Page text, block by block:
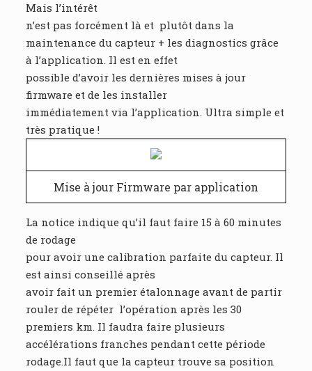
Mais l’intérêt
n’est pas forcément là et plutôt dans la
maintenance du capteur + les diagnostics grâce
à l’application. Il est en effet
possible d’avoir les dernières mises à jour
firmware et de les installer
immédiatement via l’application. Ultra simple et
très pratique !
Mise à jour Firmware par application
La notice indique qu’il faut faire 15 à 60 minutes
de rodage
pour avoir une calibration parfaite du capteur. Il
est ainsi conseillé après
avoir fait un premier étalonnage avant de partir
rouler de répéter l’opération après les 30
premiers km. Il faudra faire plusieurs
accélérations franches pendant cette période
rodage.Il faut que la capteur trouve sa position